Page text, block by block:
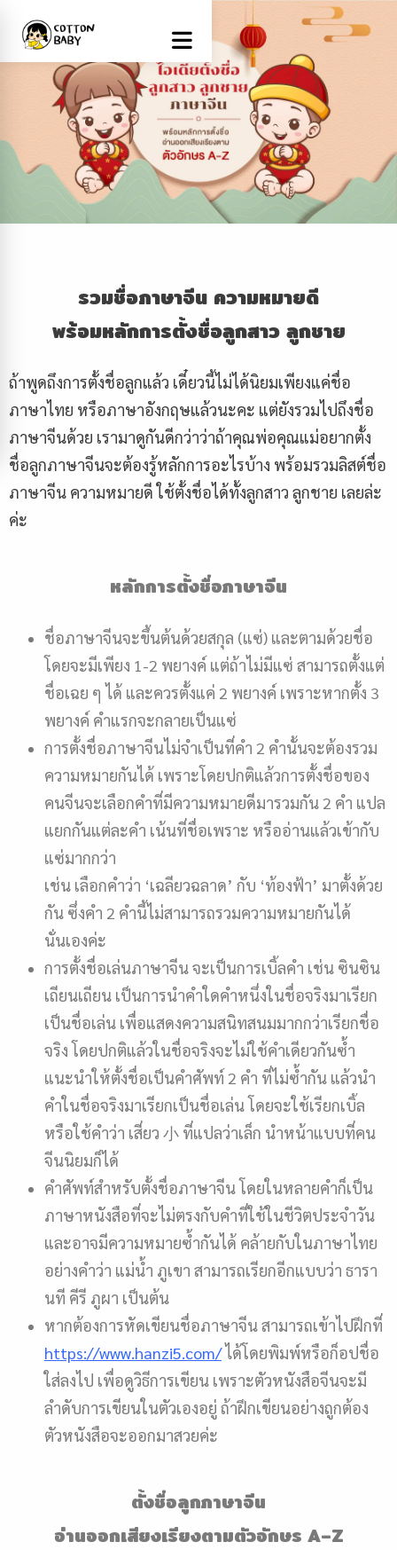
รวมชื่อภาษาจีน ความหมายดี
พร้อมหลักการตั้งชื่อลูกสาว ลูกชาย
ถ้าพูดถึงการตั้งชื่อลูกแล้ว เดี๋ยวนี้ไม่ได้นิยมเพียงแค่ชื่อ
ภาษาไทย หรือภาษาอังกฤษแล้วนะคะ แต่ยังรวมไปถึงชื่อ
ภาษาจีนด้วย เรามาดูกันดีกว่าว่าถ้าคุณพ่อคุณแม่อยากตั้ง
ชื่อลูกภาษาจีนจะต้องรู้หลักการอะไรบ้าง พร้อมรวมลิสต์ชื่อ
ภาษาจีน ความหมายดี ใช้ตั้งชื่อได้ทั้งลูกสาว ลูกชาย เลยล่ะ
ค่ะ
หลักการตั้งชื่อภาษาจีน
ชื่อภาษาจีนจะขึ้นต้นด้วยสกุล (แซ่) และตามด้วยชื่อ
โดยจะมีเพียง 1-2 พยางค์ แต่ถ้าไม่มีแซ่ สามารถตั้งแต่
ชื่อเฉย ๆ ได้ และควรตั้งแค่ 2 พยางค์ เพราะหากตั้ง 3
พยางค์ คำแรกจะกลายเป็นแซ่
การตั้งชื่อภาษาจีนไม่จำเป็นที่คำ 2 คำนั้นจะต้องรวม
ความหมายกันได้ เพราะโดยปกติแล้วการตั้งชื่อของ
คนจีนจะเลือกคำที่มีความหมายดีมารวมกัน 2 คำ แปล
แยกกันแต่ละคำ เน้นที่ชื่อเพราะ หรืออ่านแล้วเข้ากับ
แซ่มากกว่า
เช่น เลือกคำว่า ‘เฉลียวฉลาด’ กับ ‘ท้องฟ้า’ มาตั้งด้วย
กัน ซึ่งคำ 2 คำนี้ไม่สามารถรวมความหมายกันได้
นั่นเองค่ะ
การตั้งชื่อเล่นภาษาจีน จะเป็นการเบิ้ลคำ เช่น ซินซิน
เถียนเถียน เป็นการนำคำใดคำหนึ่งในชื่อจริงมาเรียก
เป็นชื่อเล่น เพื่อแสดงความสนิทสนมมากกว่าเรียกชื่อ
จริง โดยปกติแล้วในชื่อจริงจะไม่ใช้คำเดียวกันซ้ำ
แนะนำให้ตั้งชื่อเป็นคำศัพท์ 2 คำ ที่ไม่ซ้ำกัน แล้วนำ
คำในชื่อจริงมาเรียกเป็นชื่อเล่น โดยจะใช้เรียกเบิ้ล
หรือใช้คำว่า เสี่ยว 小 ที่แปลว่าเล็ก นำหน้าแบบที่คน
จีนนิยมก็ได้
คำศัพท์สำหรับตั้งชื่อภาษาจีน โดยในหลายคำก็เป็น
ภาษาหนังสือที่จะไม่ตรงกับคำที่ใช้ในชีวิตประจำวัน
และอาจมีความหมายซ้ำกันได้ คล้ายกับในภาษาไทย
อย่างคำว่า แม่น้ำ ภูเขา สามารถเรียกอีกแบบว่า ธารา
นที คีรี ภูผา เป็นต้น
หากต้องการหัดเขียนชื่อภาษาจีน สามารถเข้าไปฝึกที่
https://www.hanzi5.com/ได้โดยพิมพ์หรือก็อปชื่อ
ใส่ลงไป เพื่อดูวิธีการเขียน เพราะตัวหนังสือจีนจะมี
ลำดับการเขียนในตัวเองอยู่ ถ้าฝึกเขียนอย่างถูกต้อง
ตัวหนังสือจะออกมาสวยค่ะ
ตั้งชื่อลูกภาษาจีน
อ่านออกเสียงเรียงตามตัวอักษร A–Z